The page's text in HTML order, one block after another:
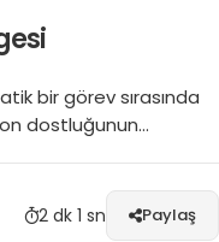
bir görev sırasında
dostluğunun
2 dk 1 sn Paylaş